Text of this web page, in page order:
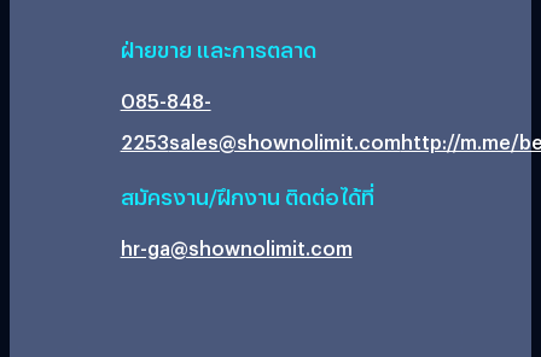
ฝ่ายขาย และการตลาด
085-848-
2253sales@shownolimit.comhttp://m.me/
สมัครงาน/ฝึกงาน ติดต่อได้ที่
hr-ga@shownolimit.com